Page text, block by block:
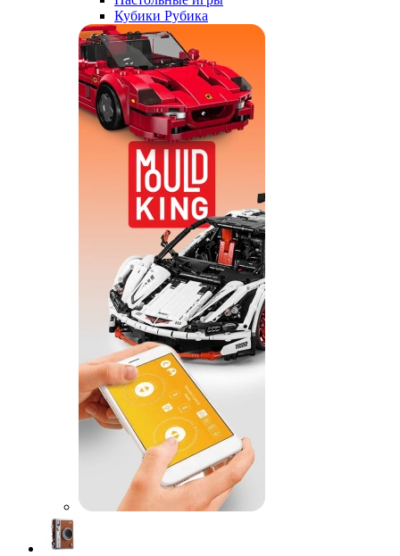
Кубики Рубика